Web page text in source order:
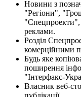
Новини з
"Регіони",
реклами.
Розділ
комерційними
Будь яке
поширення
"Інтерфакс-
Власник веб-